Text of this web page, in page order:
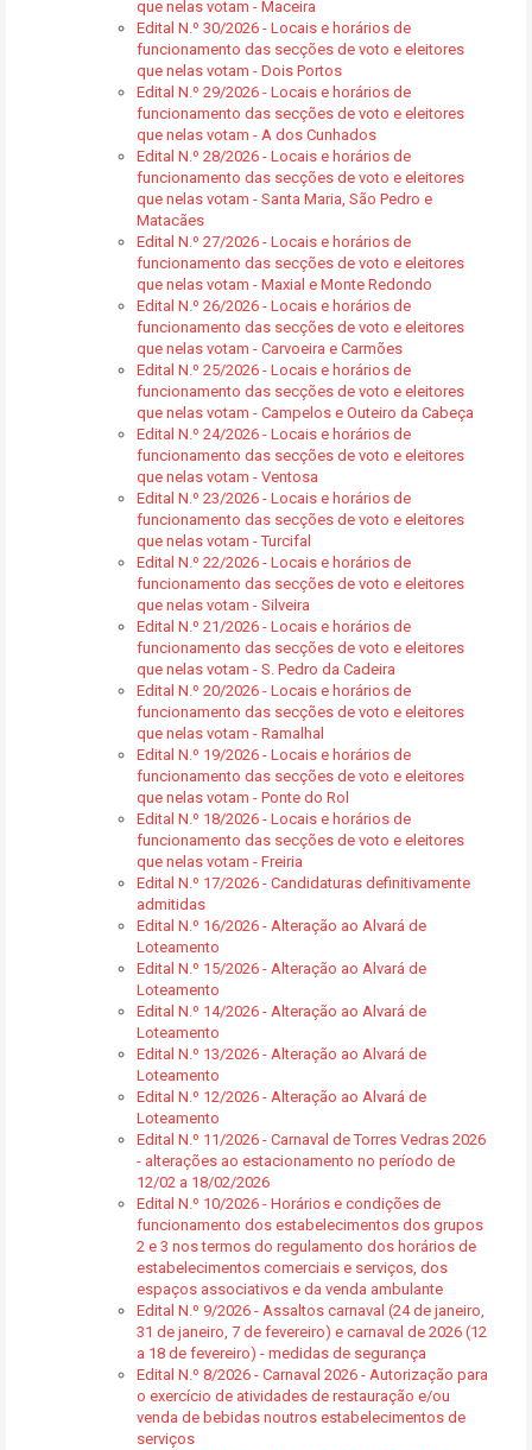
que nelas votam - Maceira
Edital N.º 30/2026 - Locais e horários de
funcionamento das secções de voto e eleitores
que nelas votam - Dois Portos
Edital N.º 29/2026 - Locais e horários de
funcionamento das secções de voto e eleitores
que nelas votam - A dos Cunhados
Edital N.º 28/2026 - Locais e horários de
funcionamento das secções de voto e eleitores
que nelas votam - Santa Maria, São Pedro e
Matacães
Edital N.º 27/2026 - Locais e horários de
funcionamento das secções de voto e eleitores
que nelas votam - Maxial e Monte Redondo
Edital N.º 26/2026 - Locais e horários de
funcionamento das secções de voto e eleitores
que nelas votam - Carvoeira e Carmões
Edital N.º 25/2026 - Locais e horários de
funcionamento das secções de voto e eleitores
que nelas votam - Campelos e Outeiro da Cabeça
Edital N.º 24/2026 - Locais e horários de
funcionamento das secções de voto e eleitores
que nelas votam - Ventosa
Edital N.º 23/2026 - Locais e horários de
funcionamento das secções de voto e eleitores
que nelas votam - Turcifal
Edital N.º 22/2026 - Locais e horários de
funcionamento das secções de voto e eleitores
que nelas votam - Silveira
Edital N.º 21/2026 - Locais e horários de
funcionamento das secções de voto e eleitores
que nelas votam - S. Pedro da Cadeira
Edital N.º 20/2026 - Locais e horários de
funcionamento das secções de voto e eleitores
que nelas votam - Ramalhal
Edital N.º 19/2026 - Locais e horários de
funcionamento das secções de voto e eleitores
que nelas votam - Ponte do Rol
Edital N.º 18/2026 - Locais e horários de
funcionamento das secções de voto e eleitores
que nelas votam - Freiria
Edital N.º 17/2026 - Candidaturas definitivamente
admitidas
Edital N.º 16/2026 - Alteração ao Alvará de
Loteamento
Edital N.º 15/2026 - Alteração ao Alvará de
Loteamento
Edital N.º 14/2026 - Alteração ao Alvará de
Loteamento
Edital N.º 13/2026 - Alteração ao Alvará de
Loteamento
Edital N.º 12/2026 - Alteração ao Alvará de
Loteamento
Edital N.º 11/2026 - Carnaval de Torres Vedras 2026
- alterações ao estacionamento no período de
12/02 a 18/02/2026
Edital N.º 10/2026 - Horários e condições de
funcionamento dos estabelecimentos dos grupos
2 e 3 nos termos do regulamento dos horários de
estabelecimentos comerciais e serviços, dos
espaços associativos e da venda ambulante
Edital N.º 9/2026 - Assaltos carnaval (24 de janeiro,
31 de janeiro, 7 de fevereiro) e carnaval de 2026 (12
a 18 de fevereiro) - medidas de segurança
Edital N.º 8/2026 - Carnaval 2026 - Autorização para
o exercício de atividades de restauração e/ou
venda de bebidas noutros estabelecimentos de
serviços